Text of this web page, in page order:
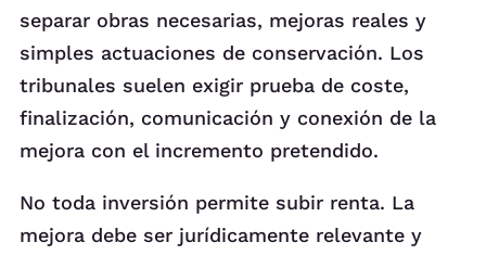
separar obras necesarias, mejoras reales y
simples actuaciones de conservación. Los
tribunales suelen exigir prueba de coste,
finalización, comunicación y conexión de la
mejora con el incremento pretendido.
No toda inversión permite subir renta. La
mejora debe ser jurídicamente relevante y